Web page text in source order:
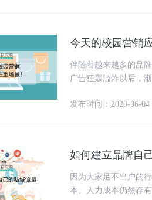
今天的校园营销
伴随着越来越多的品
广告狂轰滥炸以后，
发布时间：2020-06-04
如何建立品牌自
因为大家足不出户的
本、人力成本仍然存